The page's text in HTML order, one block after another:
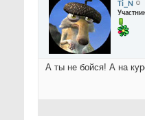
Ti_N
А ты не бойся! А на